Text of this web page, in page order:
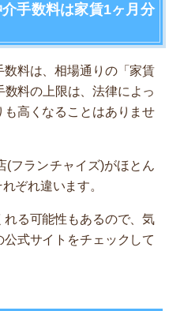
手数料は家賃1ヶ月分
料は、相場通りの「家賃
料の上限は、法律によっ
高くなることはありませ
(フランチャイズ)がほとん
ぞれ違います。
る可能性もあるので、気
式サイトをチェックして